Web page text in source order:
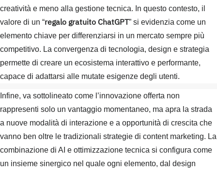
creatività e meno alla gestione tecnica. In questo contesto, il
valore di un “regalo gratuito ChatGPT” si evidenzia come un
elemento chiave per differenziarsi in un mercato sempre più
competitivo. La convergenza di tecnologia, design e strategia
permette di creare un ecosistema interattivo e performante,
capace di adattarsi alle mutate esigenze degli utenti.
Infine, va sottolineato come l’innovazione offerta non
rappresenti solo un vantaggio momentaneo, ma apra la strada
a nuove modalità di interazione e a opportunità di crescita che
vanno ben oltre le tradizionali strategie di content marketing. La
combinazione di AI e ottimizzazione tecnica si configura come
un insieme sinergico nel quale ogni elemento, dal design